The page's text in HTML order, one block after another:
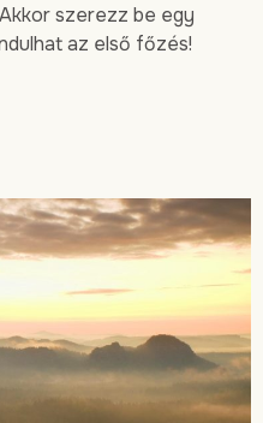
szerezz be egy
az első főzés!